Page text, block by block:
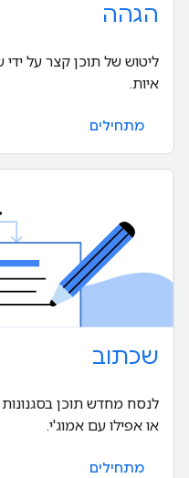
הגהה
ליטוש של תוכן קצר על ידי
איות.
מתחילים
שכתוב
לנסח מחדש תוכן
או אפילו עם אמוג'י.
מתחילים